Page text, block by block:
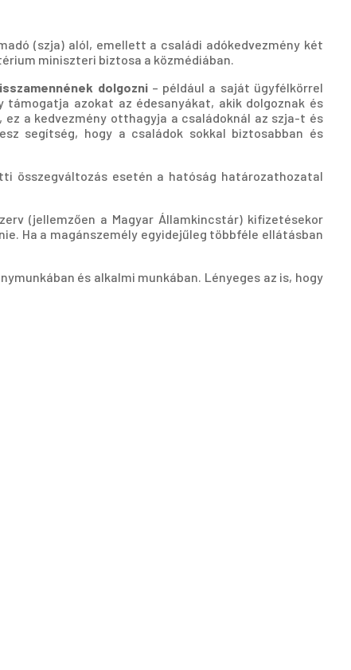
(szja) alól, emellett a családi adókedvezmény két
miniszteri biztosa a közmédiában.
dolgozni– például a saját ügyfélkörrel
támogatja azokat az édesanyákat, akik dolgoznak és
ez a kedvezmény otthagyja a családoknál az szja-t és
segítség, hogy a családok sokkal biztosabban és
összegváltozás esetén a hatóság határozathozatal
(jellemzően a Magyar Államkincstár) kifizetésekor
Ha a magánszemély egyidejűleg többféle ellátásban
és alkalmi munkában. Lényeges az is, hogy